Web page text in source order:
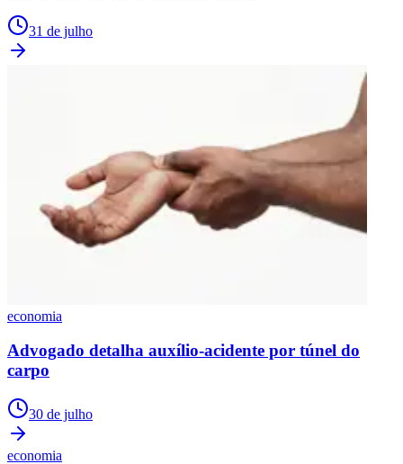
31 de julho
economia
Advogado detalha auxílio-acidente por túnel do
carpo
30 de julho
economia